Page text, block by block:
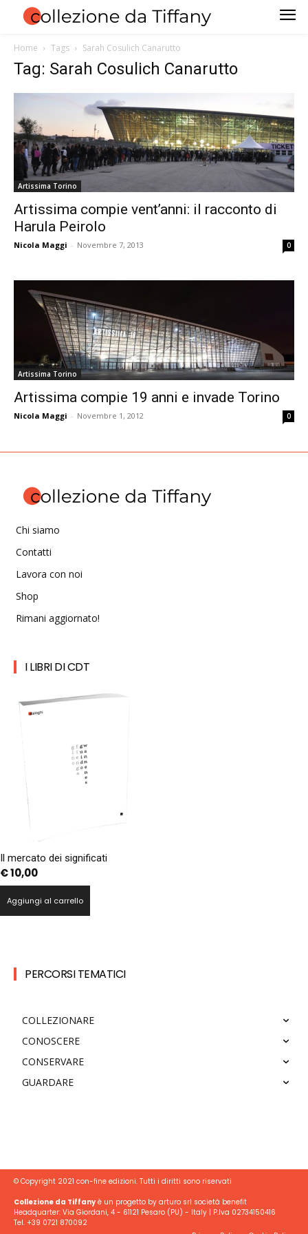
Home Tags Sarah Cosulich Canarutto
Tag: Sarah Cosulich Canarutto
Artissima Torino
Artissima compie vent’anni: il racconto di
Harula Peirolo
Nicola Maggi - Novembre 7, 2013 0
Artissima Torino
Artissima compie 19 anni e invade Torino
Nicola Maggi - Novembre 1, 2012 0
Chi siamo
Contatti
Lavora con noi
Shop
Rimani aggiornato!
I LIBRI DI CDT
Il mercato dei significati
€10,00
Aggiungi al carrello
PERCORSI TEMATICI
COLLEZIONARE
CONOSCERE
CONSERVARE
GUARDARE
© Copyright 2021 con-fine edizioni. Tutti i diritti sono riservati
Collezione da Tiffanyè un progetto by arturo srl società benefit
Headquarter: Via Giordani, 4 - 61121 Pesaro (PU) - Italy | P.Iva 02734150416
Tel. +39 0721 870092